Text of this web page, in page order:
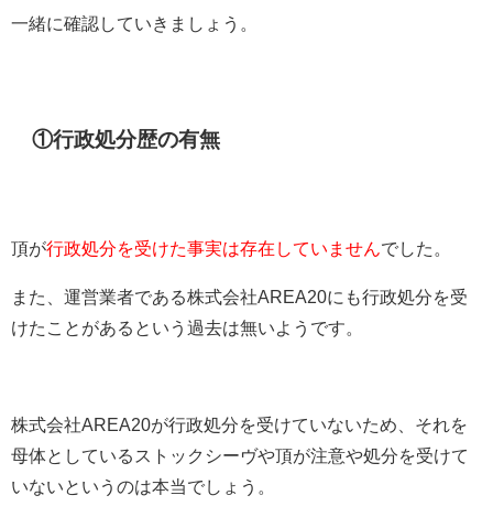
一緒に確認していきましょう。
①行政処分歴の有無
頂が行政処分を受けた事実は存在していません でした。
また、運営業者である株式会社AREA20にも行政処分を受
けたことがあるという過去は無いようです。
株式会社AREA20が行政処分を受けていないため、それを
母体としているストックシーヴや頂が注意や処分を受けて
いないというのは本当でしょう。